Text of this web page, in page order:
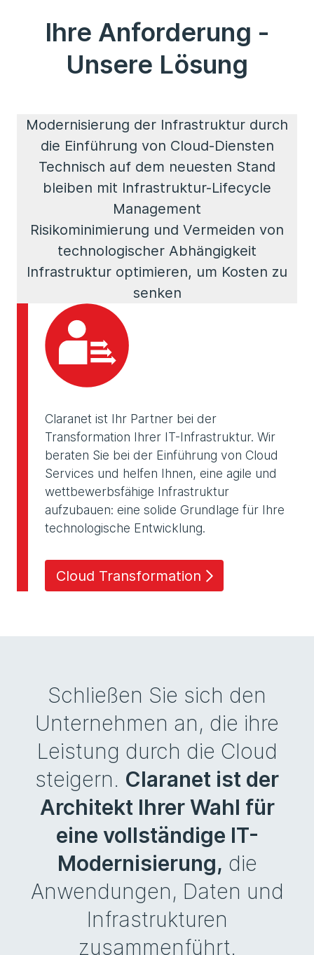
Ihre Anforderung -
Unsere Lösung
Modernisierung der Infrastruktur durch
die Einführung von Cloud-Diensten
Technisch auf dem neuesten Stand
bleiben mit Infrastruktur-Lifecycle
Management
Risikominimierung und Vermeiden von
technologischer Abhängigkeit
Infrastruktur optimieren, um Kosten zu
senken
Claranet ist Ihr Partner bei der
Transformation Ihrer IT-Infrastruktur. Wir
beraten Sie bei der Einführung von Cloud
Services und helfen Ihnen, eine agile und
wettbewerbsfähige Infrastruktur
aufzubauen: eine solide Grundlage für Ihre
technologische Entwicklung.
Cloud Transformation
Schließen Sie sich den
Unternehmen an, die ihre
Leistung durch die Cloud
steigern. Claranet ist der
Architekt Ihrer Wahl für
eine vollständige IT-
Modernisierung, die
Anwendungen, Daten und
Infrastrukturen
zusammenführt.